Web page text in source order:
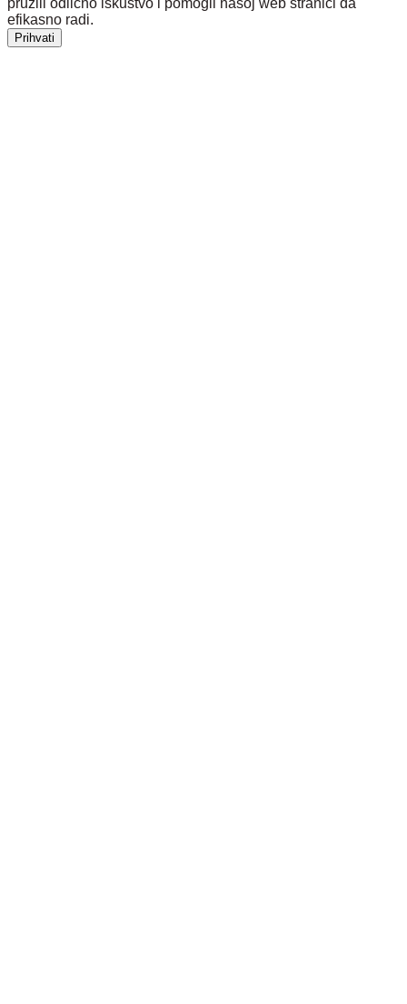
efikasno radi.
Prihvati